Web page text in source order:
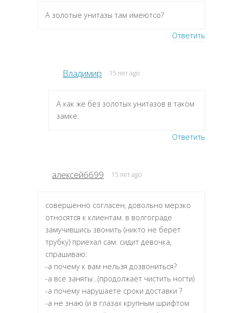
А золотые унитазы там имеютсо?
Ответить
Владимир 15 лет ago
А как же без золотых унитазов в таком
замке.
Ответить
алексей6699 15 лет ago
совершенно согласен, довольно мерзко
относятся к клиентам. в волгограде
замучившись звонить (никто не берёт
трубку) приехал сам. сидит девочка,
спрашиваю:
-а почему к вам нельзя дозвониться?
-а все заняты…(продолжает чистить ногти)
-а почему нарушаете сроки доставки ?
-а не знаю (и в глазах крупным шрифтом